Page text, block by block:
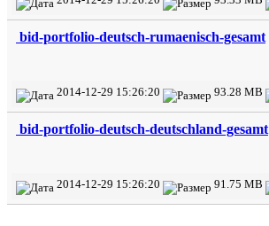
bid-portfolio-deutsch-rumaenisch-gesamt
2014-12-29 15:26:20 93.28 MB
bid-portfolio-deutsch-deutschland-gesamt
2014-12-29 15:26:20 91.75 MB